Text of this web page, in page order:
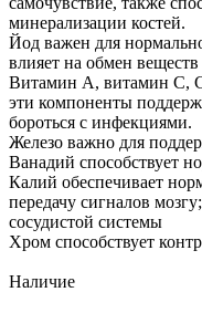
минерализации костей.
Йод важен для
влияет на обмен
Витамин А, витамин С,
эти компоненты
бороться с инфекциями.
Железо важно для
Ванадий способствует
Калий обеспечивает
передачу сигналов
сосудистой системы
Хром способствует
Наличие